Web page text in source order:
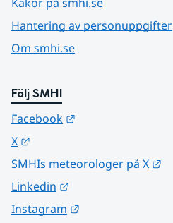
Hantering av personuppgifter
Om smhi.se
Följ SMHI
Facebook
X
SMHIs meteorologer på X
Linkedin
Instagram